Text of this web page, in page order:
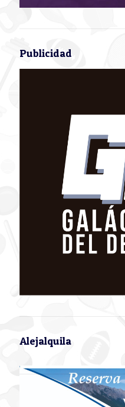
Publicidad
Alejalquila